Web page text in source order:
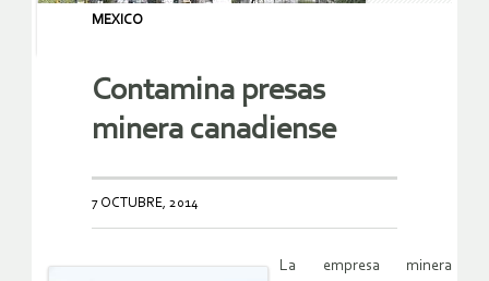
MEXICO
Contamina presas
minera canadiense
7 OCTUBRE, 2014
La empresa minera